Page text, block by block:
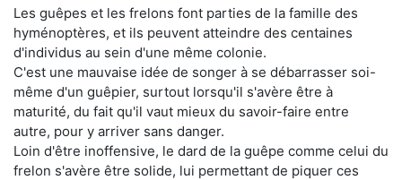
Les guêpes et les frelons font parties de la famille des
hyménoptères, et ils peuvent atteindre des centaines
d'individus au sein d'une même colonie.
C'est une mauvaise idée de songer à se débarrasser soi-
même d'un guêpier, surtout lorsqu'il s'avère être à
maturité, du fait qu'il vaut mieux du savoir-faire entre
autre, pour y arriver sans danger.
Loin d'être inoffensive, le dard de la guêpe comme celui du
frelon s'avère être solide, lui permettant de piquer ces